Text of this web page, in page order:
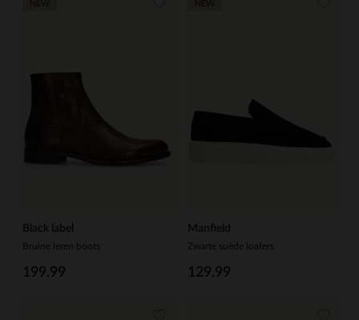
Black label
Bruine leren boots
199.99
Manfield
Zwarte suède loafers
129.99